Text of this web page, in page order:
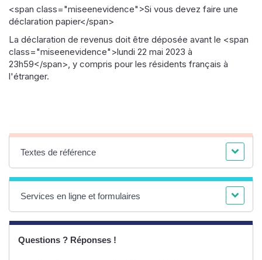
<span class="miseenevidence">Si vous devez faire une
déclaration papier</span>
La déclaration de revenus doit être déposée avant le <span
class="miseenevidence">lundi 22 mai 2023 à
23h59</span>, y compris pour les résidents français à
l'étranger.
Textes de référence
Services en ligne et formulaires
Questions ? Réponses !